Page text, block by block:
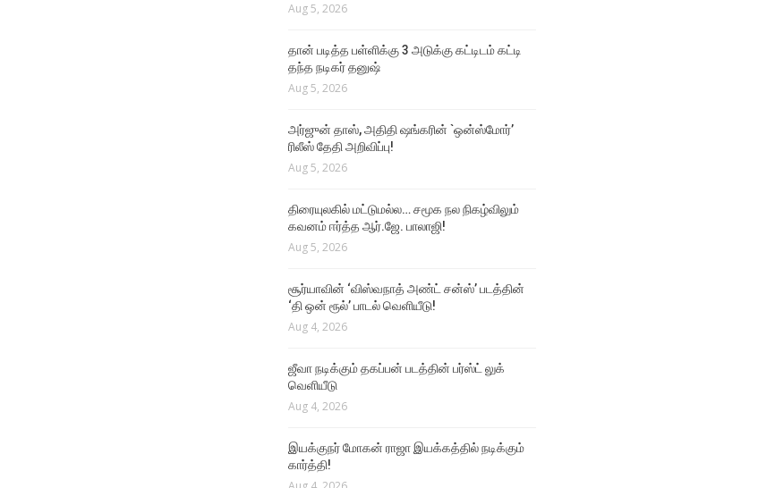
Aug 5, 2026
தான் படித்த பள்ளிக்கு 3 அடுக்கு கட்டிடம் கட்டி
தந்த நடிகர் தனுஷ்
Aug 5, 2026
அர்ஜுன் தாஸ், அதிதி ஷங்கரின் `ஒன்ஸ்மோர்’
ரிலீஸ் தேதி அறிவிப்பு!
Aug 5, 2026
திரையுலகில் மட்டுமல்ல… சமூக நல நிகழ்விலும்
கவனம் ஈர்த்த ஆர்.ஜே. பாலாஜி!
Aug 5, 2026
சூர்யாவின் ‘விஸ்வநாத் அண்ட் சன்ஸ்’ படத்தின்
‘தி ஒன் ரூல்’ பாடல் வெளியீடு!
Aug 4, 2026
ஜீவா நடிக்கும் தகப்பன் படத்தின் பர்ஸ்ட் லுக்
வெளியீடு
Aug 4, 2026
இயக்குநர் மோகன் ராஜா இயக்கத்தில் நடிக்கும்
கார்த்தி!